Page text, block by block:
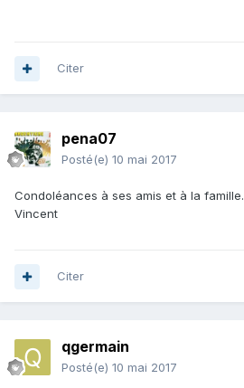
Citer
pena07
Posté(e) 10 mai 2017
Condoléances à ses amis et à la famille.
Vincent
Citer
qgermain
Posté(e) 10 mai 2017